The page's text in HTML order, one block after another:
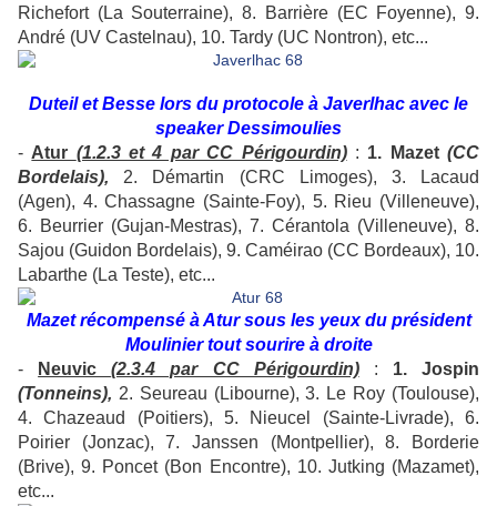
Richefort (La Souterraine), 8. Barrière (EC Foyenne), 9.
André (UV Castelnau), 10. Tardy (UC Nontron), etc...
Duteil et Besse lors du protocole à Javerlhac avec le
speaker Dessimoulies
- Atur (1.2.3 et 4 par CC Périgourdin): 1. Mazet(CC
Bordelais), 2. Démartin (CRC Limoges), 3. Lacaud
(Agen), 4. Chassagne (Sainte-Foy), 5. Rieu (Villeneuve),
6. Beurrier (Gujan-Mestras), 7. Cérantola (Villeneuve), 8.
Sajou (Guidon Bordelais), 9. Caméirao (CC Bordeaux), 10.
Labarthe (La Teste), etc...
Mazet récompensé à Atur sous les yeux du président
Moulinier tout sourire à droite
-
Neuvic(2.3.4 par CC Périgourdin): 1. Jospin
(Tonneins), 2. Seureau (Libourne), 3. Le Roy (Toulouse),
4. Chazeaud (Poitiers), 5. Nieucel (Sainte-Livrade), 6.
Poirier (Jonzac), 7. Janssen (Montpellier), 8. Borderie
(Brive), 9. Poncet (Bon Encontre), 10. Jutking (Mazamet),
etc...